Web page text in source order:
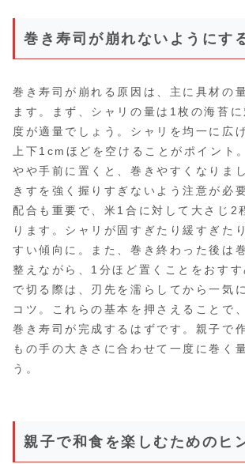
巻き寿司が崩れないようにす
巻き寿司が崩れる原因は、主に具材の
ます。まず、シャリの量は1枚の海苔
度が適量でしょう。シャリを均一に広
上下1cmほどを空けることがポイント
やや手前に置くと、巻きやすくなりま
きすを強く握りすぎないよう注意が必
配合も重要で、米1合に対して大さじ2
ります。シャリが固すぎたり緩すぎた
すい傾向に。また、巻き終わった後は
整えながら、1分ほど置くことをおす
で切る際は、刃先を濡らしてから一気
コツ。これらの基本を押さえることで
巻き寿司が完成するはずです。親子で
もの手の大きさに合わせて一度に巻く
う。
親子で和食を楽しむためのヒ